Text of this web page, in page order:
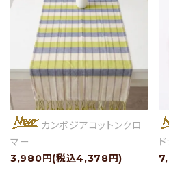
カンボジアコットンクロ
マー
3,980円(税込4,378円)